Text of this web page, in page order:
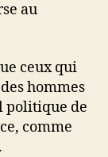
au
ceux qui
hommes
politique de
comme